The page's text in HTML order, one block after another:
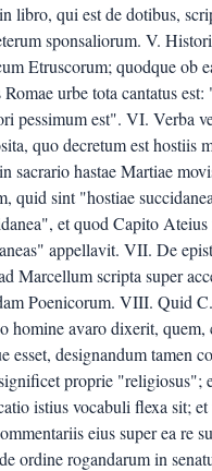
libro, qui est de dotibus,
sponsaliorum. V.
Etruscorum; quodque ob
Romae urbe tota cantatus
pessimum est". VI. Verba
quo decretum est hostiis
sacrario hastae Martiae
quid sint "hostiae
et quod Capito Ateius
appellavit. VII. De
Marcellum scripta super
Poenicorum. VIII. Quid
homine avaro dixerit, quem,
esset, designandum tamen
proprie "religiosus";
istius vocabuli flexa sit; et
eius super ea re
ordine rogandarum in